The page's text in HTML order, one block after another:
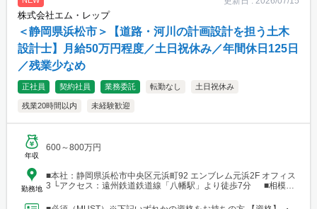
株式会社エム・レップ
＜静岡県浜松市＞【道路・河川の計画設計を担う土木
設計士】月給50万円程度／土日祝休み／年間休日125日
／残業少なめ
正社員 契約社員 業務委託 転勤なし 土日祝休み
残業20時間以内 未経験歓迎
年収
600～800万円
勤務地
■本社：静岡県浜松市中央区元浜町92 エンブレム元浜2F オフィス
3 └アクセス：遠州鉄道鉄道線「八幡駅」より徒歩7分 ■相模原
「橋本駅」よりバス25分